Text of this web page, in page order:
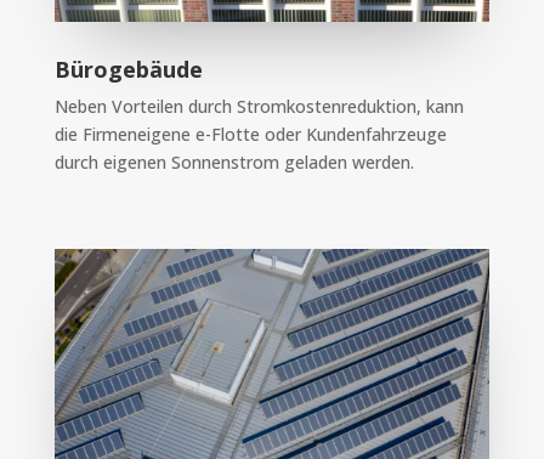
Bürogebäude
Neben Vorteilen durch Stromkostenreduktion, kann
die Firmeneigene e-Flotte oder Kundenfahrzeuge
durch eigenen Sonnenstrom geladen werden.